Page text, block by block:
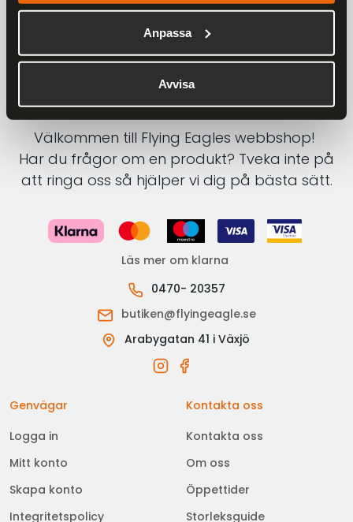
Anpassa
Avvisa
Välkommen till Flying Eagles webbshop!
Har du frågor om en produkt? Tveka inte på
att ringa oss så hjälper vi dig på bästa sätt.
Läs mer om klarna
0470- 20357
butiken@flyingeagle.se
Arabygatan 41 i Växjö
Genvägar
Logga in
Mitt konto
Skapa konto
Integritetspolicy
Kontakta oss
Kontakta oss
Om oss
Öppettider
Storleksguide